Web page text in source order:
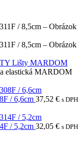
Lišty MARDOM
elastická MARDOM
/ 6,6cm 37,52 € s DPH
/ 5,2cm 32,05 € s DPH